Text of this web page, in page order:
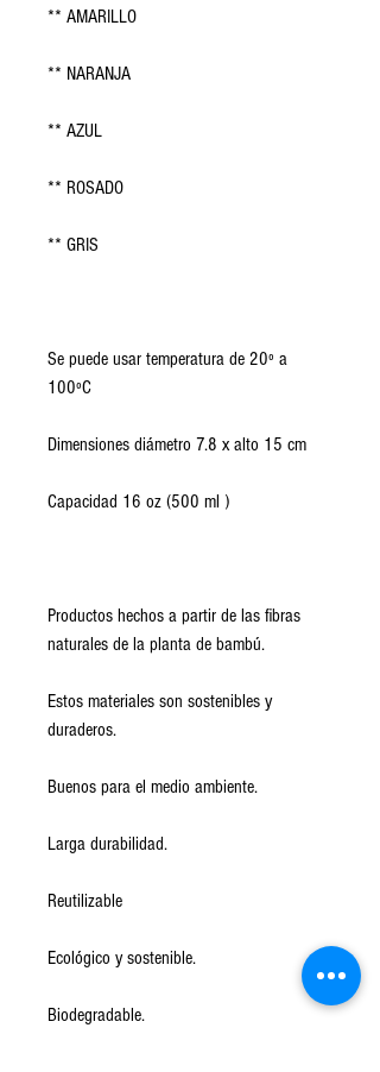
** AMARILLO
** NARANJA
** AZUL
** ROSADO
** GRIS
Se puede usar temperatura de 20º a
100ºC
Dimensiones diámetro 7.8 x alto 15 cm
Capacidad 16 oz (500 ml )
Productos hechos a partir de las fibras
naturales de la planta de bambú.
Estos materiales son sostenibles y
duraderos.
Buenos para el medio ambiente.
Larga durabilidad.
Reutilizable
Ecológico y sostenible.
Biodegradable.